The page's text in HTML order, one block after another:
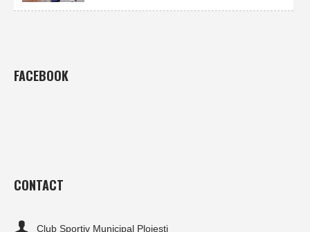
FACEBOOK
CONTACT
Club Sportiv Municipal Ploiesti